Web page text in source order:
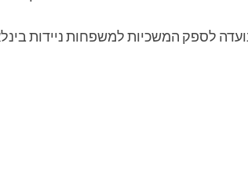
לספק המשכיות למשפחות ניידות